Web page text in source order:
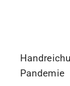
Pandemie